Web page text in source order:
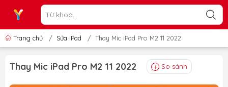
Trang chủ / Sửa iPad / Thay Mic iPad Pro M2 11 2022
Thay Mic iPad Pro M2 11 2022 So sánh